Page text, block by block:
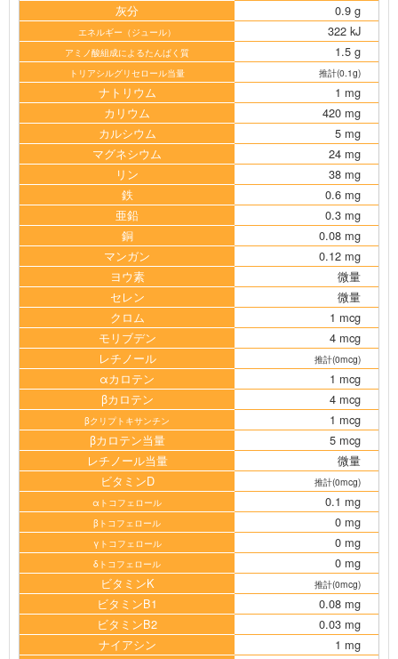
灰分
0.9 g
エネルギー（ジュール） 322 kJ
アミノ酸組成によるたんぱく質 1.5 g
トリアシルグリセロール当量 推計(0.1g)
ナトリウム
1 mg
カリウム
420 mg
カルシウム
5 mg
マグネシウム
24 mg
リン
38 mg
鉄
0.6 mg
亜鉛
0.3 mg
銅
0.08 mg
マンガン
0.12 mg
ヨウ素
微量
セレン
微量
クロム
1 mcg
モリブデン
4 mcg
レチノール
推計(0mcg)
αカロテン
1 mcg
βカロテン
4 mcg
βクリプトキサンチン
1 mcg
βカロテン当量
5 mcg
レチノール当量
微量
ビタミンD
推計(0mcg)
αトコフェロール
0.1 mg
βトコフェロール 0 mg
γトコフェロール 0 mg
δトコフェロール
0 mg
ビタミンK
推計(0mcg)
ビタミンB1
0.08 mg
ビタミンB2
0.03 mg
ナイアシン
1 mg